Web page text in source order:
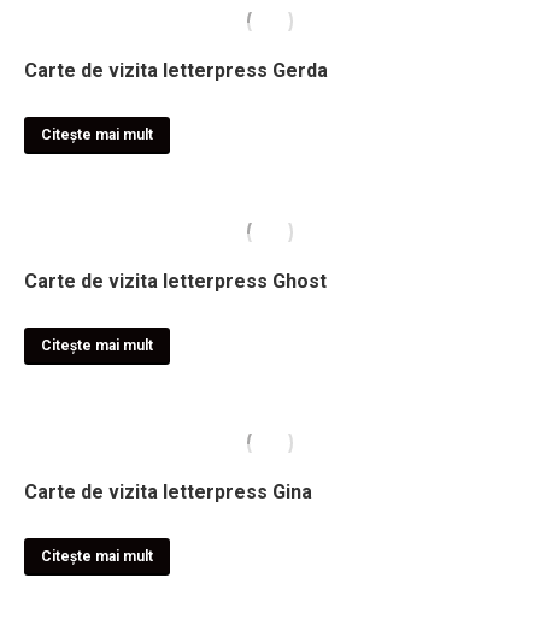
Carte de vizita letterpress Gerda
Citește mai mult
Carte de vizita letterpress Ghost
Citește mai mult
Carte de vizita letterpress Gina
Citește mai mult